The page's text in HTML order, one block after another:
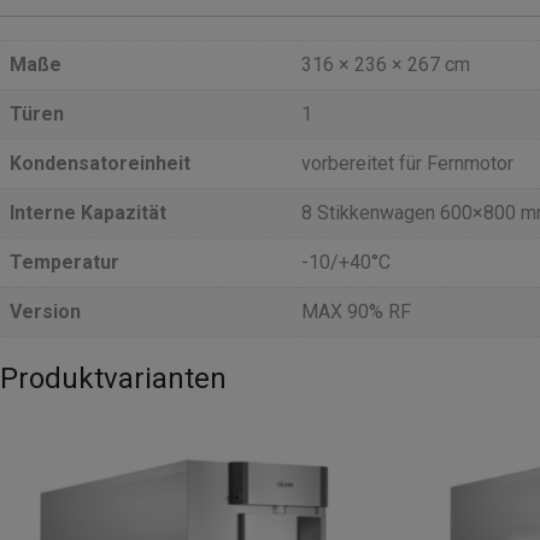
Maße 316 × 236 × 267 cm
Türen 1
Kondensatoreinheit vorbereitet für Fernmotor
Interne Kapazität 8 Stikkenwagen 600×800
Temperatur -10/+40°C
Version MAX 90% RF
Produktvarianten